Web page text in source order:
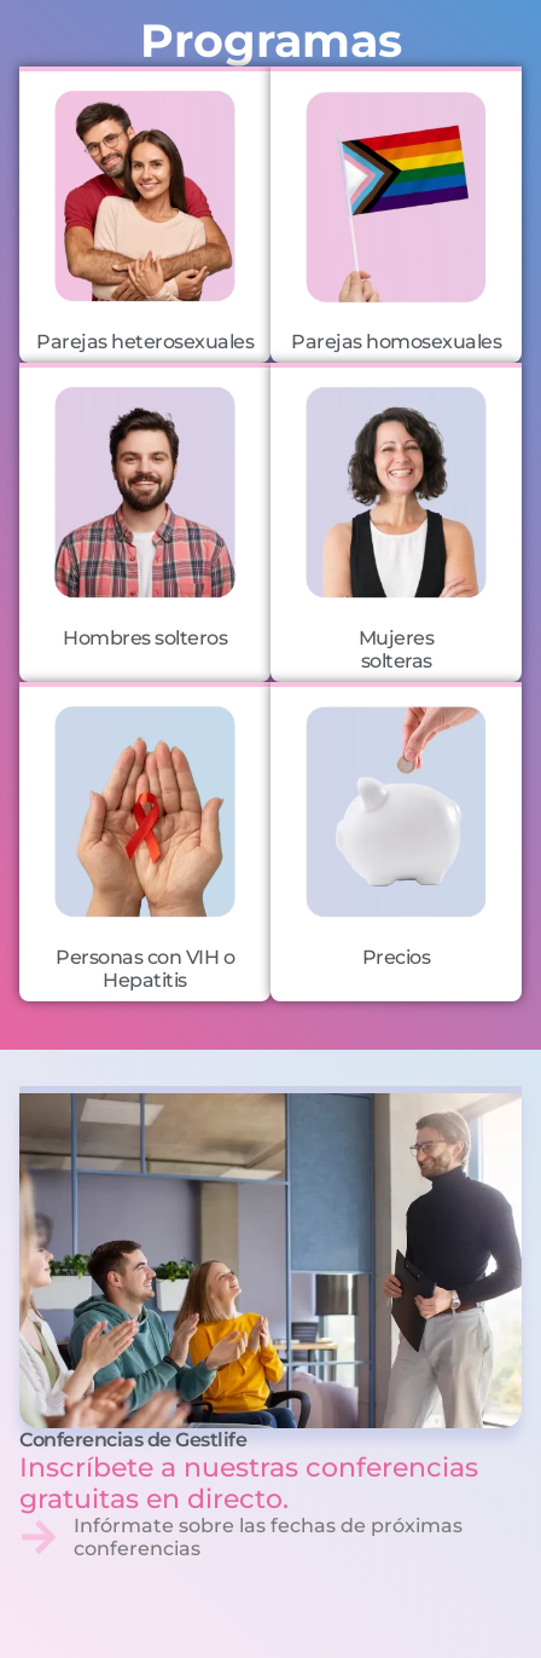
Programas
Parejas heterosexuales Parejas homosexuales
Hombres solteros
Mujeres
solteras
Personas con VIH o
Hepatitis
Precios
Conferencias de Gestlife
Inscríbete a nuestras conferencias
gratuitas en directo.
Infórmate sobre las fechas de próximas
conferencias